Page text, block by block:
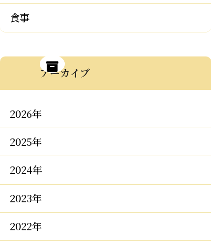
食事
アーカイブ
2026年
2025年
2024年
2023年
2022年